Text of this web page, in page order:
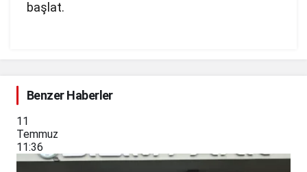
başlat.
Benzer Haberler
11
Temmuz
11:36